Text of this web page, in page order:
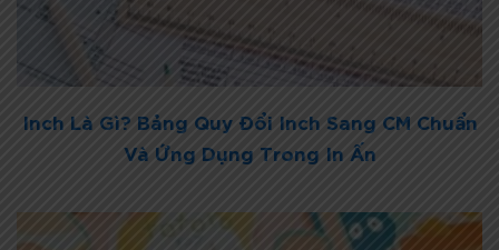
Inch Là Gì? Bảng Quy Đổi Inch Sang CM Chuẩn
Và Ứng Dụng Trong In Ấn